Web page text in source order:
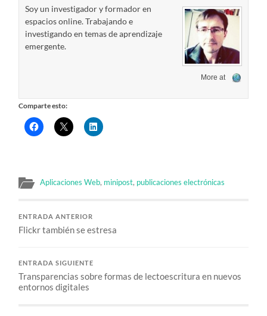
Soy un investigador y formador en
espacios online. Trabajando e
investigando en temas de aprendizaje
emergente.
More at
Comparte esto:
Aplicaciones Web, minipost, publicaciones electrónicas
ENTRADA ANTERIOR
Flickr también se estresa
ENTRADA SIGUIENTE
Transparencias sobre formas de lectoescritura en nuevos
entornos digitales